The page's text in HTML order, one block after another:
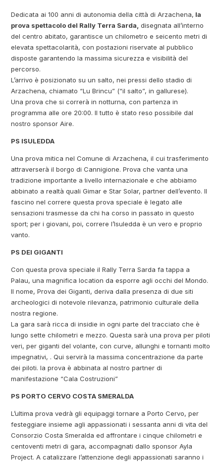
Dedicata ai 100 anni di autonomia della città di Arzachena, la
prova spettacolo del Rally Terra Sarda, disegnata all’interno
del centro abitato, garantisce un chilometro e seicento metri di
elevata spettacolarità, con postazioni riservate al pubblico
disposte garantendo la massima sicurezza e visibilità del
percorso.
L’arrivo è posizionato su un salto, nei pressi dello stadio di
Arzachena, chiamato “Lu Brincu” (“il salto”, in gallurese).
Una prova che si correrà in notturna, con partenza in
programma alle ore 20:00. Il tutto è stato reso possibile dal
nostro sponsor Aire.
PS ISULEDDA
Una prova mitica nel Comune di Arzachena, il cui trasferimento
attraverserà il borgo di Cannigione. Prova che vanta una
tradizione importante a livello internazionale e che abbiamo
abbinato a realtà quali Gimar e Star Solar, partner dell’evento. Il
fascino nel correre questa prova speciale è legato alle
sensazioni trasmesse da chi ha corso in passato in questo
sport; per i giovani, poi, correre l’Isuledda è un vero e proprio
vanto.
PS DEI GIGANTI
Con questa prova speciale il Rally Terra Sarda fa tappa a
Palau, una magnifica location da esporre agli occhi del Mondo.
Il nome, Prova dei Giganti, deriva dalla presenza di due siti
archeologici di notevole rilevanza, patrimonio culturale della
nostra regione.
La gara sarà ricca di insidie in ogni parte del tracciato che è
lungo sette chilometri e mezzo. Questa sarà una prova per piloti
veri, per giganti del volante, con curve, allunghi e tornanti molto
impegnativi, . Qui servirà la massima concentrazione da parte
dei piloti. la prova è abbinata al nostro partner di
manifestazione “Cala Costruzioni”
PS PORTO CERVO COSTA SMERALDA
L’ultima prova vedrà gli equipaggi tornare a Porto Cervo, per
festeggiare insieme agli appassionati i sessanta anni di vita del
Consorzio Costa Smeralda ed affrontare i cinque chilometri e
centoventi metri di gara, accompagnati dallo sponsor Ayla
Project. A catalizzare l’attenzione degli appassionati saranno i